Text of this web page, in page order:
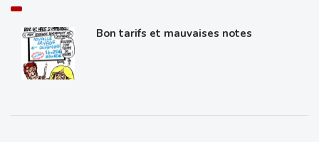
Bon tarifs et mauvaises notes